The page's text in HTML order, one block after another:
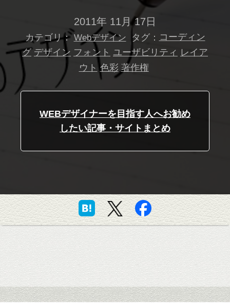
2011年 11月 17日
カテゴリ： Webデザイン タグ： コーディン
グ デザイン フォント ユーザビリティ レイア
ウト 色彩 著作権
WEBデザイナーを目指す人へお勧め
したい記事・サイトまとめ